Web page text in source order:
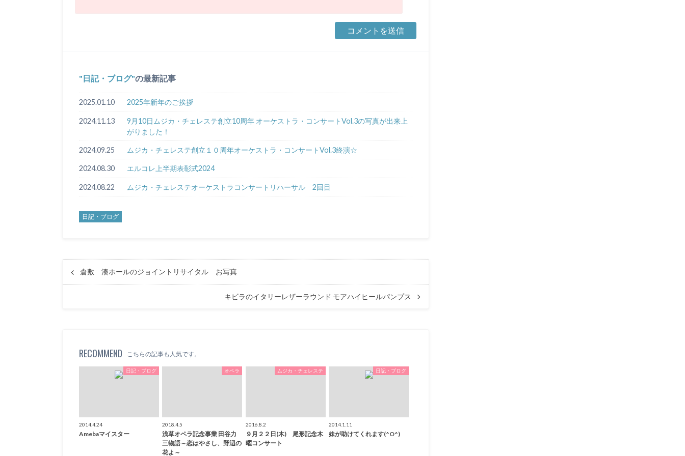
日記・ブログ の最新記事
2025.01.10 2025年新年のご挨拶
2024.11.13
9月10日ムジカ・チェレステ創立10周年 オーケストラ・コンサートVol.3の写真が出来上
がりました！
2024.09.25 ムジカ・チェレステ創立１０周年オーケストラ・コンサートVol.3終演☆
2024.08.30 エルコレ上半期表彰式2024
2024.08.22 ムジカ・チェレステオーケストラコンサートリハーサル 2回目
日記・ブログ
倉敷 湊ホールのジョイントリサイタル お写真
キビラのイタリーレザーラウンド モアハイヒールパンプス
RECOMMEND こちらの記事も人気です。
日記・ブログ
2014.4.24
Amebaマイスター
オペラ
2018.4.5
浅草オペラ記念事業 田谷力
三物語～恋はやさし、野辺の
花よ～
ムジカ・チェレステ
2016.8.2
９月２２日(木) 尾形記念木
曜コンサート
日記・ブログ
2014.1.11
妹が助けてくれます(^O^)